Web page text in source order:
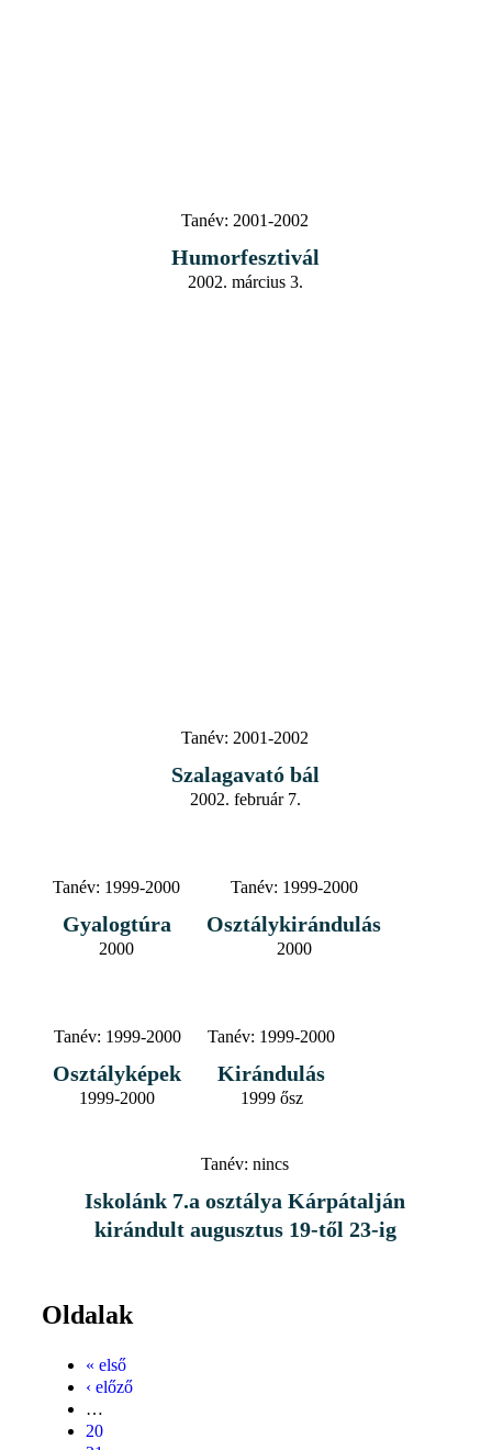
Tanév: 2001-2002
Humorfesztivál
2002. március 3.
Tanév: 2001-2002
Szalagavató bál
2002. február 7.
Tanév: 1999-2000
Gyalogtúra
2000
Tanév: 1999-2000
Osztálykirándulás
2000
Tanév: 1999-2000
Osztályképek
1999-2000
Tanév: 1999-2000
Kirándulás
1999 ősz
Tanév: nincs
Iskolánk 7.a osztálya Kárpátalján
kirándult augusztus 19-től 23-ig
Oldalak
« első
‹ előző
…
20